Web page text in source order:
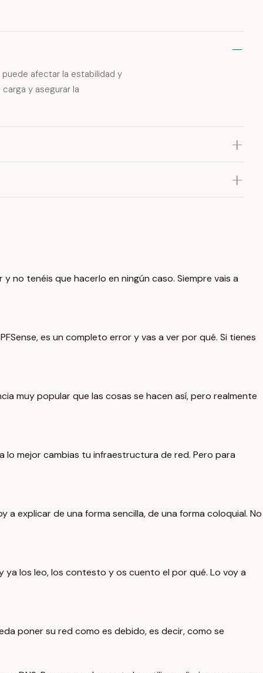
afectar la estabilidad y
y asegurar la
no tenéis que hacerlo en ningún caso. Siempre vais a
es un completo error y vas a ver por qué. Si tienes
muy popular que las cosas se hacen así, pero realmente
mejor cambias tu infraestructura de red. Pero para
explicar de una forma sencilla, de una forma coloquial. No
los leo, los contesto y os cuento el por qué. Lo voy a
poner su red como es debido, es decir, como se